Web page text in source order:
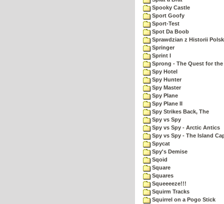
Spooky Castle
Sport Goofy
Sport-Test
Spot Da Boob
Sprawdzian z Historii
Springer
Sprint I
Sprong - The Quest for
Spy Hotel
Spy Hunter
Spy Master
Spy Plane
Spy Plane II
Spy Strikes Back, The
Spy vs Spy
Spy vs Spy - Arctic Antics
Spy vs Spy - The Island
Spycat
Spy's Demise
Sqoid
Square
Squares
Squeeeeze!!!
Squirm Tracks
Squirrel on a Pogo Stick